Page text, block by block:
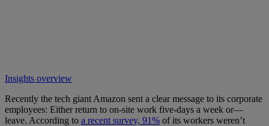
Insights overview
Recently the tech giant Amazon sent a clear message to its corporate
employees: Either return to on-site work five-days a week or—
leave. According to a recent survey, 91% of its workers weren’t